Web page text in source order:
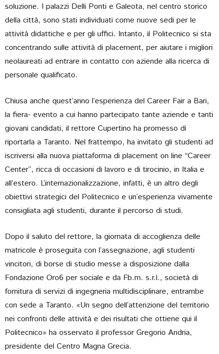
soluzione. I palazzi Delli Ponti e Galeota, nel centro storico
della città, sono stati individuati come nuove sedi per le
attività didattiche e per gli uffici. Intanto, il Politecnico si sta
concentrando sulle attività di placement, per aiutare i migliori
neolaureati ad entrare in contatto con aziende alla ricerca di
personale qualificato.
Chiusa anche quest’anno l’esperienza del Career Fair a Bari,
la fiera- evento a cui hanno partecipato tante aziende e tanti
giovani candidati, il rettore Cupertino ha promesso di
riportarla a Taranto. Nel frattempo, ha invitato gli studenti ad
iscriversi alla nuova piattaforma di placement on line “Career
Center”, ricca di occasioni di lavoro e di tirocinio, in Italia e
all’estero. L’internazionalizzazione, infatti, è un altro degli
obiettivi strategici del Politecnico e un’esperienza vivamente
consigliata agli studenti, durante il percorso di studi.
Dopo il saluto del rettore, la giornata di accoglienza delle
matricole è proseguita con l’assegnazione, agli studenti
vincitori, di borse di studio messe a disposizione dalla
Fondazione Oro6 per sociale e da Fb.m. s.r.l., società di
fornitura di servizi di ingegneria multidisciplinare, entrambe
con sede a Taranto. «Un segno dell’attenzione del territorio
nei confronti delle attività e dei risultati che ottiene qui il
Politecnico» ha osservato il professor Gregorio Andria,
presidente del Centro Magna Grecia.